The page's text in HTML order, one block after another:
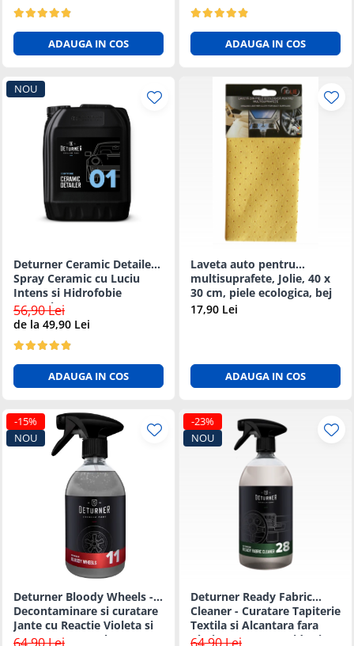
ADAUGA IN COS ADAUGA IN COS
NOU
Deturner Ceramic Detailer -
Spray Ceramic cu Luciu
Intens si Hidrofobie
Puternica - 5L
56,90 Lei
de la 49,90 Lei
ADAUGA IN COS
Laveta auto pentru
multisuprafete, Jolie, 40 x
30 cm, piele ecologica, bej
17,90 Lei
ADAUGA IN COS
-15%
NOU
Deturner Bloody Wheels -
Decontaminare si curatare
Jante cu Reactie Violeta si
pH Neutru 500ml
-23%
NOU
Deturner Ready Fabric
Cleaner - Curatare Tapiterie
Textila si Alcantara fara
Clatire, Uscare Rapida si